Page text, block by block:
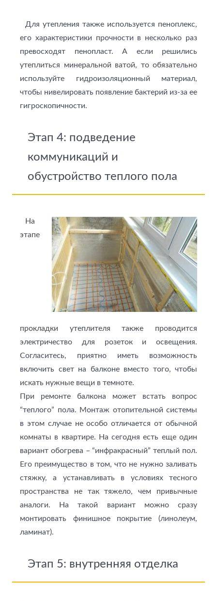
Для утепления также используется пеноплекс,
его характеристики прочности в несколько раз
превосходят пенопласт. А если решились
утеплиться минеральной ватой, то обязательно
используйте гидроизоляционный материал,
чтобы нивелировать появление бактерий из-за ее
гигроскопичности.
Этап 4: подведение
коммуникаций и
обустройство теплого пола
На
этапе
прокладки утеплителя также проводится
электричество для розеток и освещения.
Согласитесь, приятно иметь возможность
включить свет на балконе вместо того, чтобы
искать нужные вещи в темноте.
При ремонте балкона может встать вопрос
“теплого” пола. Монтаж отопительной системы
в этом случае не особо отличается от обычной
комнаты в квартире. На сегодня есть еще один
вариант обогрева – “инфракрасный” теплый пол.
Его преимущество в том, что не нужно заливать
стяжку, а устанавливать в условиях тесного
пространства не так тяжело, чем привычные
аналоги. На такой вариант можно сразу
монтировать финишное покрытие (линолеум,
ламинат).
Этап 5: внутренняя отделка